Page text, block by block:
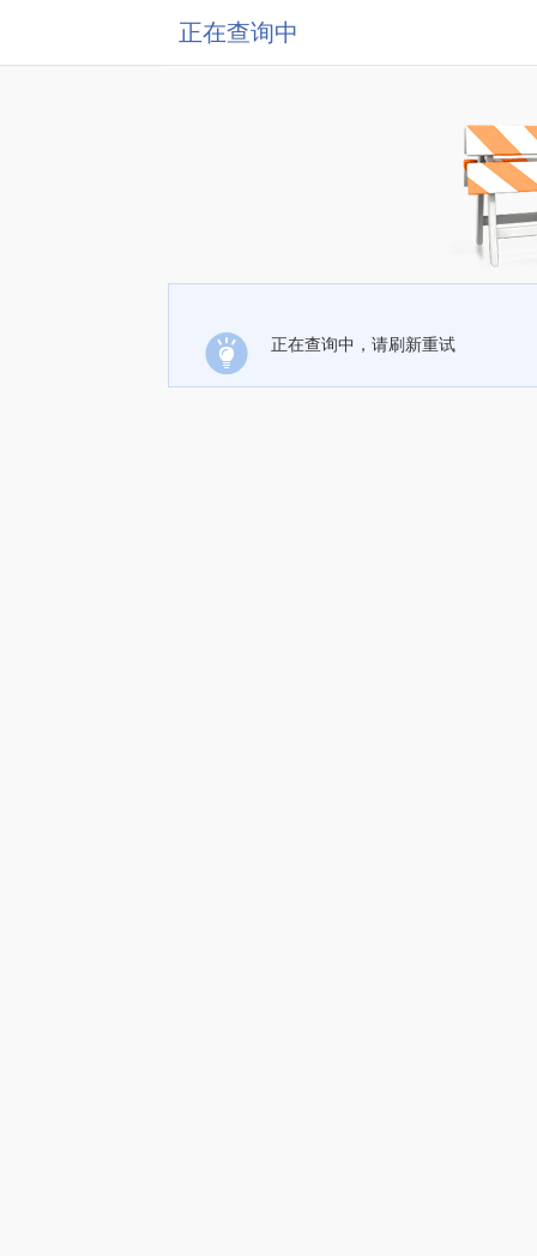
正在查询中
正在查询中，请刷新重试